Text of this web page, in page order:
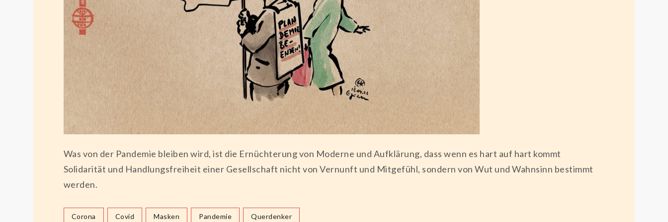
Was von der Pandemie bleiben wird, ist die Ernüchterung von Moderne und Aufklärung, dass wenn es hart auf hart kommt
Solidarität und Handlungsfreiheit einer Gesellschaft nicht von Vernunft und Mitgefühl, sondern von Wut und Wahnsinn bestimmt
werden.
Corona Covid Masken Pandemie Querdenker